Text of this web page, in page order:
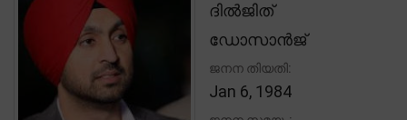
ദിൽജിത്
ഡോസാൻജ്
ജനന തിയതി:
Jan 6, 1984